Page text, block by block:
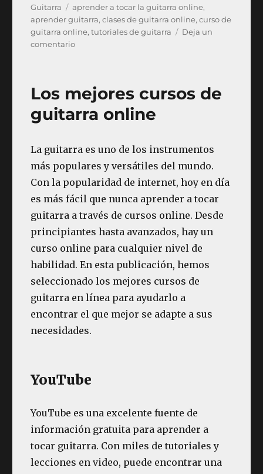
el
Guitarra
Etiquetas
aprender a tocar la guitarra online,
aprender guitarra,clases de guitarra online,curso de
guitarra online,tutoriales de guitarra
Deja un
comentarioen
a
tocar
la
Los mejores cursos de
guitarra online
La guitarra es uno de los instrumentos
más populares y versátiles del mundo.
Con la popularidad de internet, hoy en día
es más fácil que nunca aprender a tocar
guitarra a través de cursos online. Desde
principiantes hasta avanzados, hay un
curso online para cualquier nivel de
habilidad. En esta publicación, hemos
seleccionado los mejores cursos de
guitarra en línea para ayudarlo a
encontrar el que mejor se adapte a sus
necesidades.
YouTube
YouTube es una excelente fuente de
información gratuita para aprender a
tocar guitarra. Con miles de tutoriales y
lecciones en video, puede encontrar una